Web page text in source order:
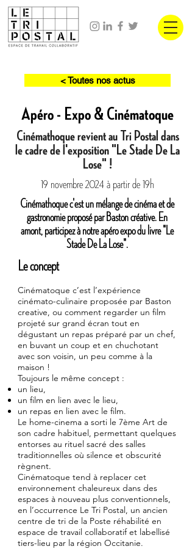
< Toutes nos actus
Apéro - Expo & Cinématoque
Cinémathoque revient au Tri Postal dans
le cadre de l'exposition "Le Stade De La
Lose" !
19 novembre 2024 à partir de 19h
Cinémathoque c'est un mélange de cinéma et de
gastronomie proposé par Baston créative. En
amont, participez à notre apéro expo du livre "Le
Stade De La Lose".
Le concept
Cinématoque c’est l’expérience
cinémato-culinaire proposée par Baston
creative, ou comment regarder un film
projeté sur grand écran tout en
dégustant un repas préparé par un chef,
en buvant un coup et en chuchotant
avec son voisin, un peu comme à la
maison !
Toujours le même concept :
un lieu,
un film en lien avec le lieu,
un repas en lien avec le film.
Le home-cinema a sorti le 7ème Art de
son cadre habituel, permettant quelques
entorses au rituel sacré des salles
traditionnelles où silence et obscurité
règnent.
Cinématoque tend à replacer cet
environnement chaleureux dans des
espaces à nouveau plus conventionnels,
en l’occurrence Le Tri Postal, un ancien
centre de tri de la Poste réhabilité en
espace de travail collaboratif et labellisé
tiers-lieu par la région Occitanie.